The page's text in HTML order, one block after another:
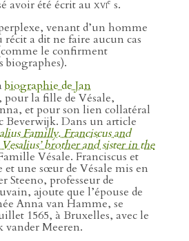
avoir été écrit au xvi s.
venant d’un homme
récit a dit ne faire aucun cas
le confirment
biographes).
biographie de Jan
, pour la fille de Vésale,
et pour son lien collatéral
Beverwijk. Dans un article
Familly. Franciscus and
brother and sister in the
Vésale. Franciscus et
et une sœur de Vésale mis en
Steeno, professeur de
ajoute que l’épouse de
Anna van Hamme, se
1565, à Bruxelles, avec le
vander Meeren.